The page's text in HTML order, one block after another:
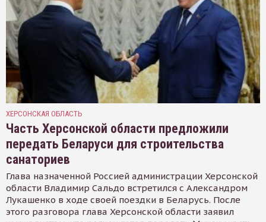
ХЕРСОНСКАЯ ОБЛАСТЬ
Часть Херсонской области предложили
передать Беларуси для строительства
санаториев
Глава назначенной Россией администрации Херсонской
области Владимир Сальдо встретился с Александром
Лукашенко в ходе своей поездки в Беларусь. После
этого разговора глава Херсонской области заявил